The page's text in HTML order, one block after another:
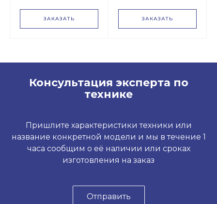
ЗАКАЗАТЬ ЗАКАЗАТЬ
Консультация эксперта по
технике
Пришлите характеристики техники или
название конкретной модели и мы в течение 1
часа сообщим о её наличии или сроках
изготовления на заказ
Отправить